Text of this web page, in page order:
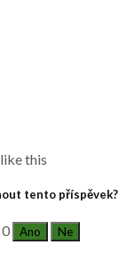
this
tento příspěvek?
Ano Ne